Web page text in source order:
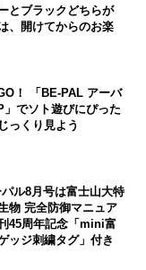
とブラックどちらが
、開けてからのお楽
！ 「BE-PAL アーバ
」でソト遊びにぴった
っくり見よう
ル8月号は富士山大特
物 完全防御マニュア
45周年記念「mini富
ッジ刺繍タグ」付き